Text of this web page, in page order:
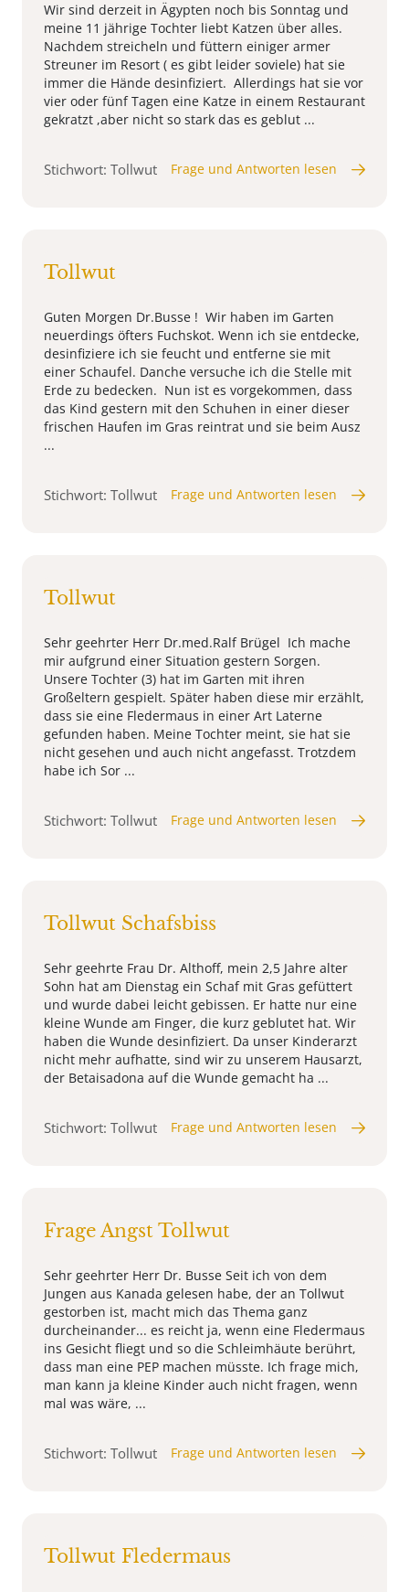
Wir sind derzeit in Ägypten noch bis Sonntag und
meine 11 jährige Tochter liebt Katzen über alles.
Nachdem streicheln und füttern einiger armer
Streuner im Resort ( es gibt leider soviele) hat sie
immer die Hände desinfiziert. Allerdings hat sie vor
vier oder fünf Tagen eine Katze in einem Restaurant
gekratzt ,aber nicht so stark das es geblut ...
Stichwort: Tollwut Frage und Antworten lesen
Tollwut
Guten Morgen Dr.Busse ! Wir haben im Garten
neuerdings öfters Fuchskot. Wenn ich sie entdecke,
desinfiziere ich sie feucht und entferne sie mit
einer Schaufel. Danche versuche ich die Stelle mit
Erde zu bedecken. Nun ist es vorgekommen, dass
das Kind gestern mit den Schuhen in einer dieser
frischen Haufen im Gras reintrat und sie beim Ausz
...
Stichwort: Tollwut Frage und Antworten lesen
Tollwut
Sehr geehrter Herr Dr.med.Ralf Brügel Ich mache
mir aufgrund einer Situation gestern Sorgen.
Unsere Tochter (3) hat im Garten mit ihren
Großeltern gespielt. Später haben diese mir erzählt,
dass sie eine Fledermaus in einer Art Laterne
gefunden haben. Meine Tochter meint, sie hat sie
nicht gesehen und auch nicht angefasst. Trotzdem
habe ich Sor ...
Stichwort: Tollwut Frage und Antworten lesen
Tollwut Schafsbiss
Sehr geehrte Frau Dr. Althoff, mein 2,5 Jahre alter
Sohn hat am Dienstag ein Schaf mit Gras gefüttert
und wurde dabei leicht gebissen. Er hatte nur eine
kleine Wunde am Finger, die kurz geblutet hat. Wir
haben die Wunde desinfiziert. Da unser Kinderarzt
nicht mehr aufhatte, sind wir zu unserem Hausarzt,
der Betaisadona auf die Wunde gemacht ha ...
Stichwort: Tollwut Frage und Antworten lesen
Frage Angst Tollwut
Sehr geehrter Herr Dr. Busse Seit ich von dem
Jungen aus Kanada gelesen habe, der an Tollwut
gestorben ist, macht mich das Thema ganz
durcheinander... es reicht ja, wenn eine Fledermaus
ins Gesicht fliegt und so die Schleimhäute berührt,
dass man eine PEP machen müsste. Ich frage mich,
man kann ja kleine Kinder auch nicht fragen, wenn
mal was wäre, ...
Stichwort: Tollwut Frage und Antworten lesen
Tollwut Fledermaus